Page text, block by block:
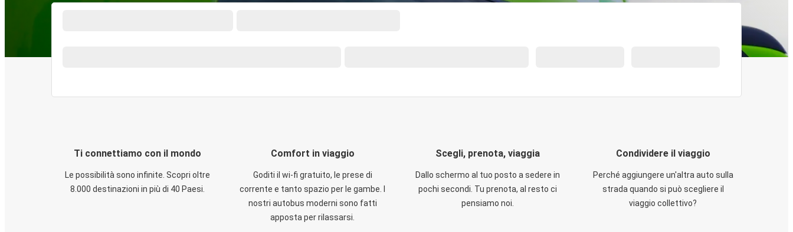
Ti connettiamo con il mondo
Le possibilità sono infinite. Scopri oltre
8.000 destinazioni in più di 40 Paesi.
Comfort in viaggio
Goditi il wi-fi gratuito, le prese di
corrente e tanto spazio per le gambe. I
nostri autobus moderni sono fatti
apposta per rilassarsi.
Scegli, prenota, viaggia
Dallo schermo al tuo posto a sedere in
pochi secondi. Tu prenota, al resto ci
pensiamo noi.
Condividere il viaggio
Perché aggiungere un'altra auto sulla
strada quando si può scegliere il
viaggio collettivo?